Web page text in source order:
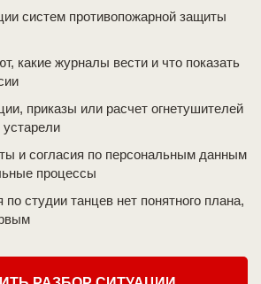
систем противопожарной защиты
какие журналы вести и что показать
приказы или расчет огнетушителей
и согласия по персональным данным
процессы
студии танцев нет понятного плана,